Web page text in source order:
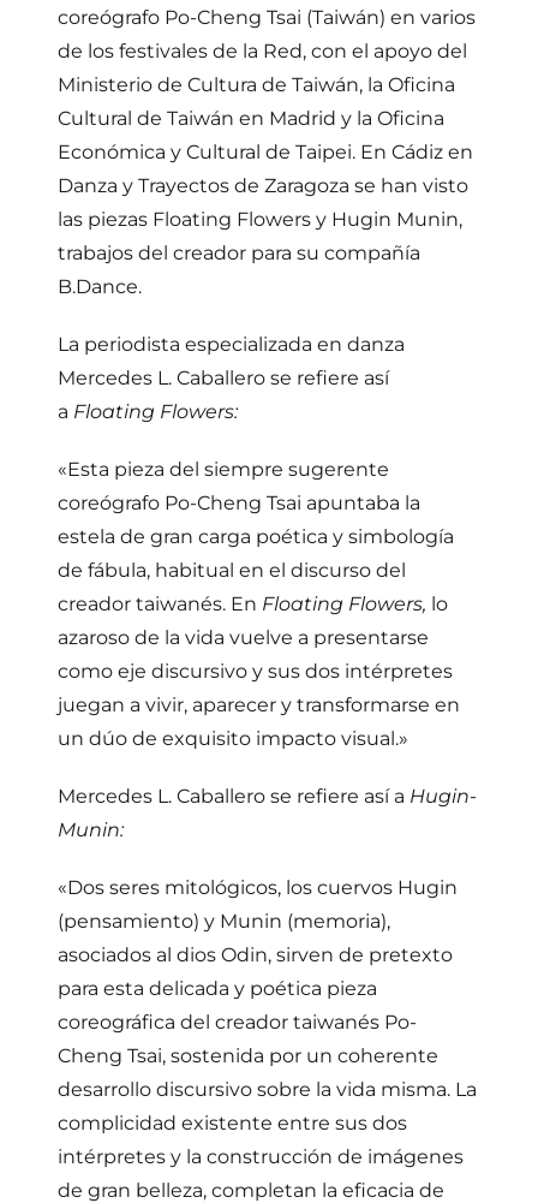
coreógrafo Po-Cheng Tsai (Taiwán) en varios
de los festivales de la Red, con el apoyo del
Ministerio de Cultura de Taiwán, la Oficina
Cultural de Taiwán en Madrid y la Oficina
Económica y Cultural de Taipei. En Cádiz en
Danza y Trayectos de Zaragoza se han visto
las piezas Floating Flowers y Hugin Munin,
trabajos del creador para su compañía
B.Dance.
La periodista especializada en danza
Mercedes L. Caballero se refiere así
a Floating Flowers:
«Esta pieza del siempre sugerente
coreógrafo Po-Cheng Tsai apuntaba la
estela de gran carga poética y simbología
de fábula, habitual en el discurso del
creador taiwanés. En Floating Flowers, lo
azaroso de la vida vuelve a presentarse
como eje discursivo y sus dos intérpretes
juegan a vivir, aparecer y transformarse en
un dúo de exquisito impacto visual.»
Mercedes L. Caballero se refiere así a Hugin-
Munin:
«Dos seres mitológicos, los cuervos Hugin
(pensamiento) y Munin (memoria),
asociados al dios Odin, sirven de pretexto
para esta delicada y poética pieza
coreográfica del creador taiwanés Po-
Cheng Tsai, sostenida por un coherente
desarrollo discursivo sobre la vida misma. La
complicidad existente entre sus dos
intérpretes y la construcción de imágenes
de gran belleza, completan la eficacia de